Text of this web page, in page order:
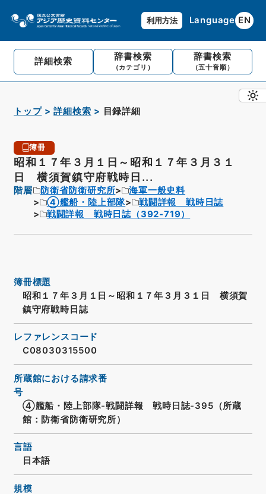
利用方法 Language EN
詳細検索 辞書検索
（カテゴリ）
辞書検索
（五十音順）
トップ 詳細検索 目録詳細
簿冊
昭和１７年３月１日～昭和１７年３月３１
日 横須賀鎮守府戦時日...
階層 防衛省防衛研究所
海軍一般史料
④艦船・陸上部隊
戦闘詳報 戦時日誌
戦闘詳報 戦時日誌（392-719）
簿冊標題
昭和１７年３月１日～昭和１７年３月３１日 横須賀
鎮守府戦時日誌
レファレンスコード
C08030315500
所蔵館における請求番
号
④艦船・陸上部隊-戦闘詳報 戦時日誌-395（所蔵
館：防衛省防衛研究所）
言語
日本語
規模